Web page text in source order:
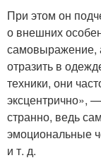
При этом он
о внешних
самовыражение,
отразить в
техники, они
эксцентрично»,
странно, ведь
эмоциональные
и т. д.